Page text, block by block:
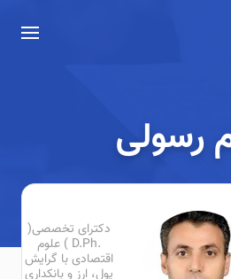
رسولی
دکترای تخصصی(
.D.Ph ) علوم
اقتصادی با گرایش
پول، ارز و بانکداری